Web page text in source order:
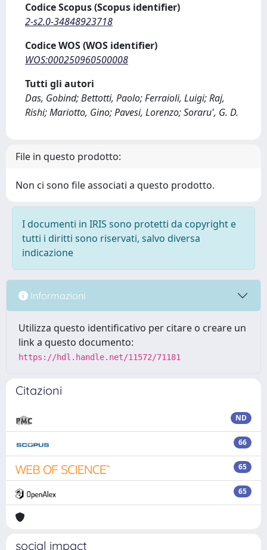
Codice Scopus (Scopus identifier)
2-s2.0-34848923718
Codice WOS (WOS identifier)
WOS:000250960500008
Tutti gli autori
Das, Gobind; Bettotti, Paolo; Ferraioli, Luigi; Raj,
Rishi; Mariotto, Gino; Pavesi, Lorenzo; Soraru', G. D.
File in questo prodotto:
Non ci sono file associati a questo prodotto.
I documenti in IRIS sono protetti da copyright e
tutti i diritti sono riservati, salvo diversa
indicazione
Informazioni
Utilizza questo identificativo per citare o creare un
link a questo documento:
https://hdl.handle.net/11572/71181
Citazioni
ND
66
65
65
social impact